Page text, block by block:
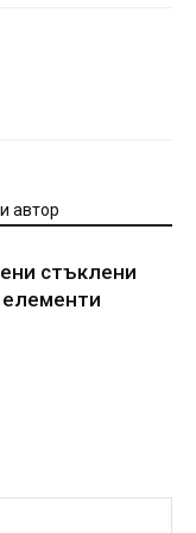
автор
стъклени